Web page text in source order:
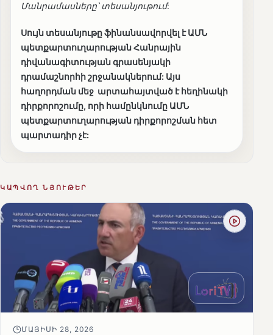
Մանրամասները՝ տեսանյութում:
Սույն տեսանյութը ֆինանսավորվել է ԱՄՆ
պետքարտուղարության Հանրային
դիվանագիտության գրասենյակի
դրամաշնորհի շրջանակներում: Այս
հաղորդման մեջ արտահայտված է հեղինակի
դիրքորոշումը, որի համընկնումը ԱՄՆ
պետքարտուղարության դիրքորոշման հետ
պարտադիր չէ:
ԿԱՊՎՈՂ ՆՅՈՒԹԵՐ
ՄԱՅԻՍԻ 28, 2026